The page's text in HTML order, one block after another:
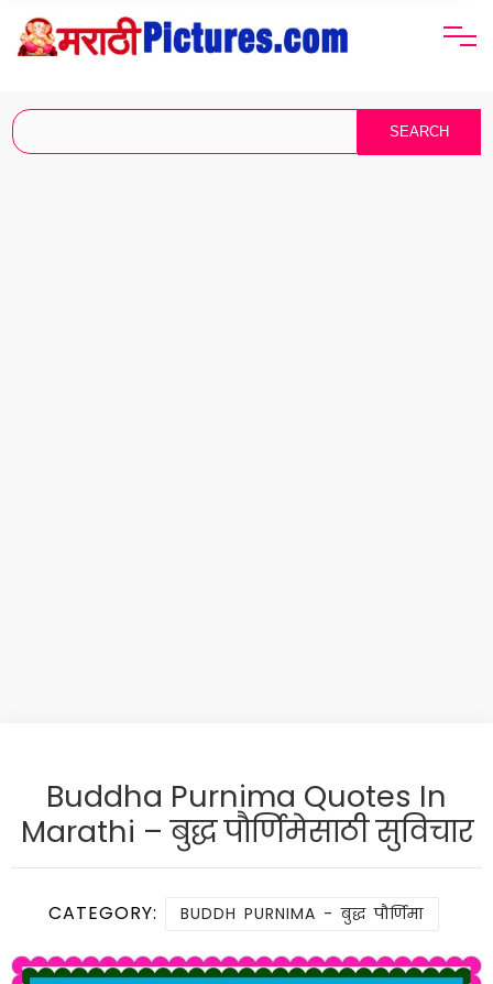
Buddha Purnima Quotes In
Marathi – बुद्ध पौर्णिमेसाठी सुविचार
CATEGORY: BUDDH PURNIMA - बुद्ध पौर्णिमा